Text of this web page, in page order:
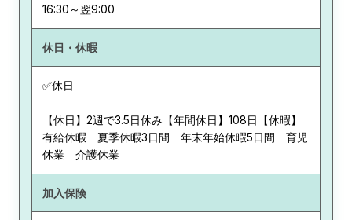
休日・休暇
✅休日
【休日】2週で3.5日休み【年間休日】108日【休暇】
有給休暇 夏季休暇3日間 年末年始休暇5日間 育児
休業 介護休業
加入保険